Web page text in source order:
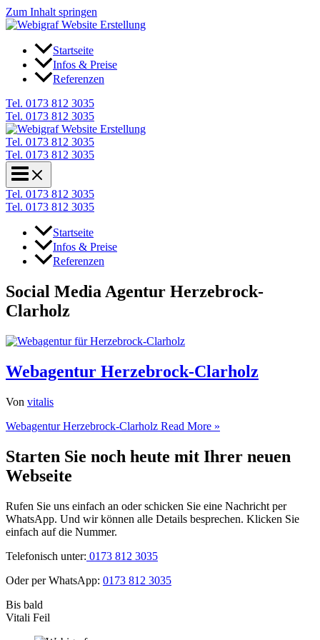
Zum Inhalt springen
Startseite
Infos & Preise
Referenzen
Tel. 0173 812 3035
Tel. 0173 812 3035
Tel. 0173 812 3035
Tel. 0173 812 3035
Tel. 0173 812 3035
Tel. 0173 812 3035
Startseite
Infos & Preise
Referenzen
Social Media Agentur Herzebrock-
Clarholz
Webagentur Herzebrock-Clarholz
Von vitalis
Webagentur Herzebrock-Clarholz Read More »
Starten Sie noch heute mit Ihrer neuen
Webseite
Rufen Sie uns einfach an oder schicken Sie eine Nachricht per
WhatsApp. Und wir können alle Details besprechen. Klicken Sie
einfach auf die Nummer.
Telefonisch unter: 0173 812 3035
Oder per WhatsApp: 0173 812 3035
Bis bald
Vitali Feil